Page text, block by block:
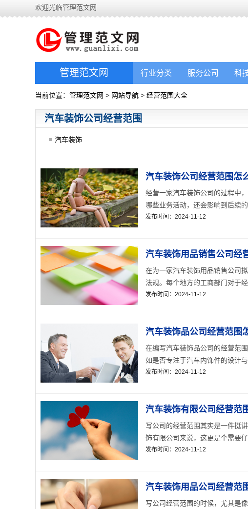
欢迎光临管理范文网
管理范文网 行业分类 服务公司 科
当前位置： 管理范文网 > 网站导航 > 经营范围大全
汽车装饰公司经营范围
汽车装饰
汽车装饰公司经营范围怎
经营一家汽车装饰公司的过程中
哪些业务活动，还会影响到后续
发布时间：2024-11-12
汽车装饰用品销售公司经
在为一家汽车装饰用品销售公司
法规。每个地方的工商部门对于
发布时间：2024-11-12
汽车装饰品公司经营范围
在编写汽车装饰品公司的经营范
如是否专注于汽车内饰件的设计
发布时间：2024-11-12
汽车装饰有限公司经营范
写公司的经营范围其实是一件挺
饰有限公司来说，这更是个需要
发布时间：2024-11-12
汽车装饰用品公司经营范
写公司经营范围的时候，尤其是